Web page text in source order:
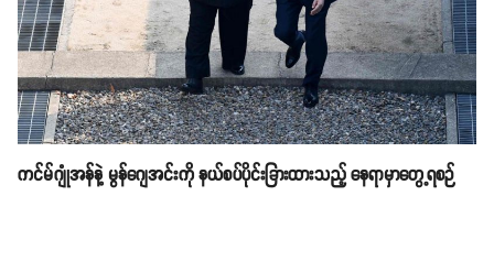
ကင်မ်ဂျုံအန်နဲ့ မွန်ဂျေအင်းကို နယ်စပ်ပိုင်းခြားထားသည့် နေရာမှာတွေ့ရစဉ်